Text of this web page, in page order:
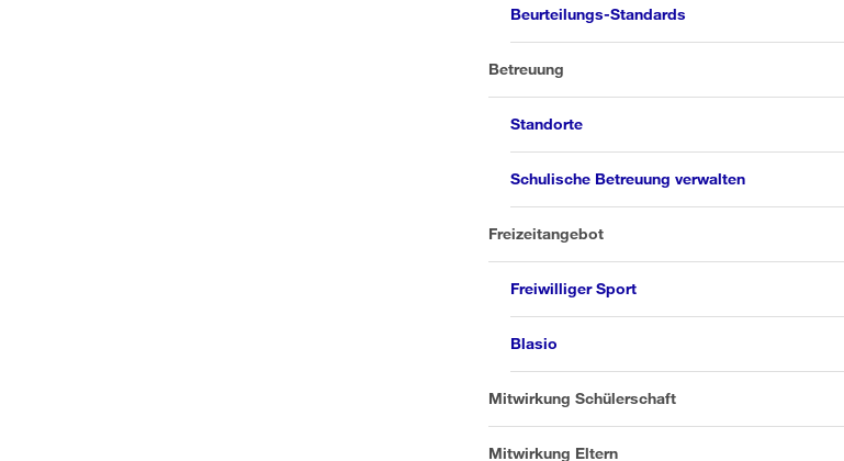
Beurteilungs-Standards
Betreuung
Standorte
Schulische Betreuung verwalten
Freizeitangebot
Freiwilliger Sport
Blasio
Mitwirkung Schülerschaft
Mitwirkung Eltern